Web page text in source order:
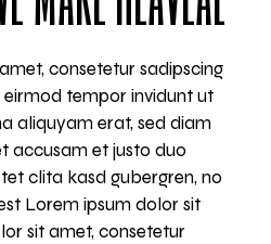
consetetur sadipscing
tempor invidunt ut
aliquyam erat, sed diam
accusam et justo duo
clita kasd gubergren, no
Lorem ipsum dolor sit
sit amet, consetetur